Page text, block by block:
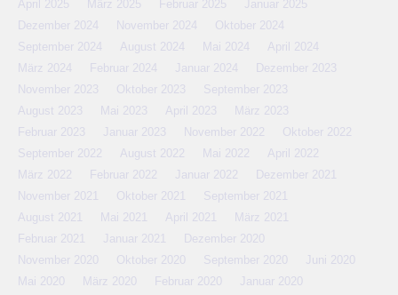
April 2025
März 2025 Februar 2025
Januar 2025
Dezember 2024
November 2024
Oktober 2024
September 2024
August 2024 Mai 2024
April 2024
März 2024
Februar 2024 Januar 2024
Dezember 2023
November 2023
Oktober 2023
September 2023
August 2023
Mai 2023 April 2023
März 2023
Februar 2023
Januar 2023 November 2022
Oktober 2022
September 2022
August 2022 Mai 2022
April 2022
März 2022
Februar 2022 Januar 2022
Dezember 2021
November 2021
Oktober 2021
September 2021
August 2021
Mai 2021 April 2021
März 2021
Februar 2021
Januar 2021
Dezember 2020
November 2020
Oktober 2020 September 2020
Juni 2020
Mai 2020
März 2020 Februar 2020
Januar 2020